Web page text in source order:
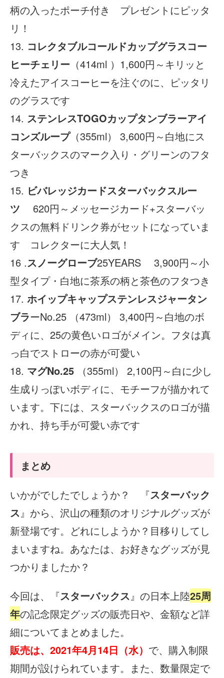
柄の入ったポーチ付き プレゼントにピッタ
リ！
13. コレクタブルコールドカップグラスコー
ヒーチェリー （414ml ）1,600円～キリッと
冷えたアイスコーヒーを注ぐのに、ピッタリ
のグラスです
14. ステンレスTOGOカップタンブラーアイ
コンズループ（355ml） 3,600円～白地にス
ターバックスのマーク入り・グリーンのフタ
つき
15. ビバレッジカードスターバックスルー
ツ 620円～メッセージカード+スターバッ
クスの無料ドリンク券がセットになっていま
す コレクターに大人気！
16 .スノーグローブ25YEARS 3,900円～小
型タイプ・白地に茶系の柄と茶色のフタつき
17. ホイップキャップステンレスジャータン
ブラーNo.25 （473ml） 3,400円～白地のボ
ディに、25の黄色いロゴがメイン。フタは真
っ白でストローの赤が可愛い
18. マグNo.25 （355ml） 2,100円～白に少し
生成りっぽいボディに、モチーフが描かれて
います。下には、スターバックスのロゴが描
かれ、持ち手が可愛い赤です
まとめ
いかがでしたでしょうか？ 『スターバック
ス』から、沢山の種類のオリジナルグッズが
新登場です。どれにしようか？目移りしてし
まいますね。あなたは、お好きなグッズが見
つかりましたか？
今回は、『スターバックス』の日本上陸25周
年の記念限定グッズの販売日や、金額など詳
細についてまとめました。
販売は、2021年4月14日（水） で、購入制限
期間が設けられています。また、数量限定で